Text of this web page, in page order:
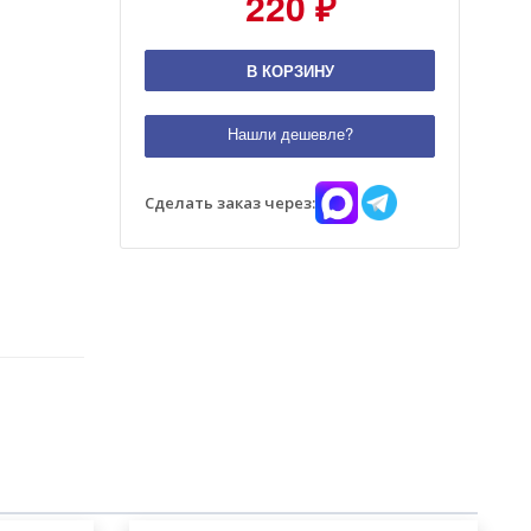
В КОРЗИНУ
Нашли дешевле?
Сделать заказ через: